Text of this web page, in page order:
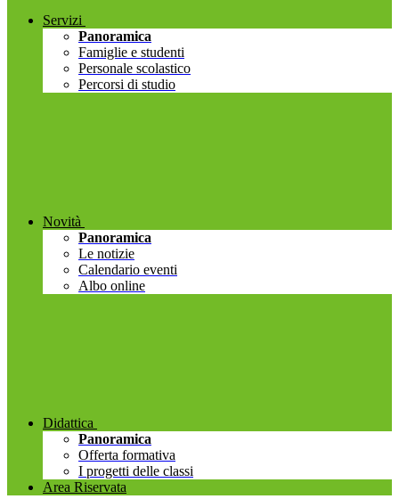
Servizi
Panoramica
Famiglie e studenti
Personale scolastico
Percorsi di studio
Novità
Panoramica
Le notizie
Calendario eventi
Albo online
Didattica
Panoramica
Offerta formativa
I progetti delle classi
Area Riservata